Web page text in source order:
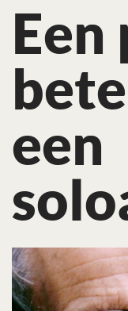
Een
een